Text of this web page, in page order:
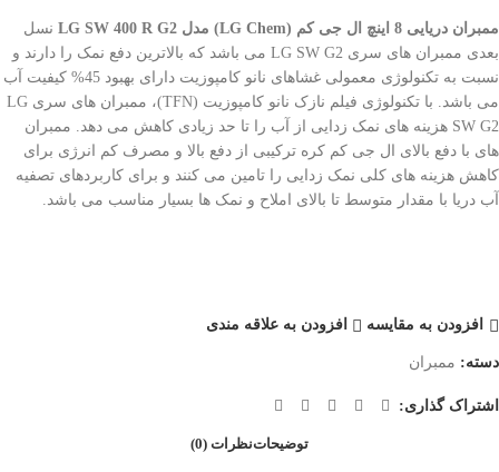
ممبران دریایی 8 اینچ ال جی کم (LG Chem) مدل LG SW 400 R G2
نسل
بعدی ممبران های سری LG SW G2 می باشد که بالاترین دفع نمک را دارند و
نسبت به تکنولوژی معمولی غشاهای نانو کامپوزیت دارای بهبود 45% کیفیت آب
می باشد. با تکنولوژی فیلم نازک نانو کامپوزیت (TFN)، ممبران های سری LG
SW G2 هزینه های نمک زدایی از آب را تا حد زیادی کاهش می دهد. ممبران
های با دفع بالای ال جی کم کره ترکیبی از دفع بالا و مصرف کم انرژی برای
کاهش هزینه های کلی نمک زدایی را تامین می کنند و برای کاربردهای تصفیه
آب دریا با مقدار متوسط تا بالای املاح و نمک ها بسیار مناسب می باشد.
افزودن به مقایسه افزودن به علاقه مندی
دسته: ممبران
اشتراک گذاری:
توضیحاتنظرات (0)